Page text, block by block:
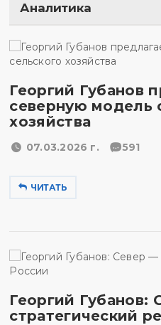
Аналитика
Георгий Губанов
северную модель
хозяйства
07.03.2026 г. 591
ЧИТАТЬ
Георгий Губанов:
стратегический